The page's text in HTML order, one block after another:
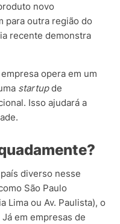
novo
para outra região do
recente demonstra
opera em um
startupde
Isso ajudará a
diverso nesse
São Paulo
Lima ou Av. Paulista), o
em empresas de